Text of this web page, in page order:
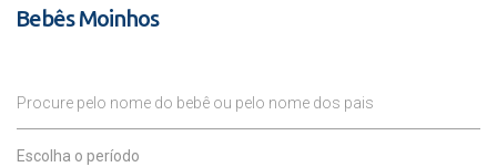
Bebês Moinhos
Procure pelo nome do bebê ou pelo nome dos pais
Escolha o período